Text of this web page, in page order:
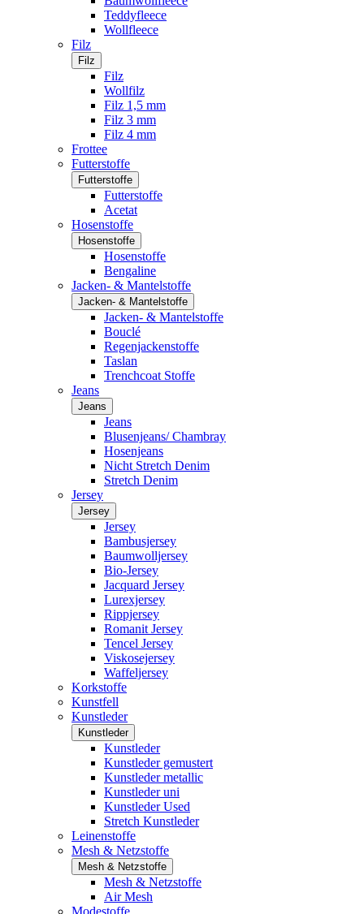
Teddyfleece
Wollfleece
Filz
Filz
Filz
Wollfilz
Filz 1,5 mm
Filz 3 mm
Filz 4 mm
Frottee
Futterstoffe
Futterstoffe
Futterstoffe
Acetat
Hosenstoffe
Hosenstoffe
Hosenstoffe
Bengaline
Jacken- & Mantelstoffe
Jacken- & Mantelstoffe
Jacken- & Mantelstoffe
Bouclé
Regenjackenstoffe
Taslan
Trenchcoat Stoffe
Jeans
Jeans
Jeans
Blusenjeans/ Chambray
Hosenjeans
Nicht Stretch Denim
Stretch Denim
Jersey
Jersey
Jersey
Bambusjersey
Baumwolljersey
Bio-Jersey
Jacquard Jersey
Lurexjersey
Rippjersey
Romanit Jersey
Tencel Jersey
Viskosejersey
Waffeljersey
Korkstoffe
Kunstfell
Kunstleder
Kunstleder
Kunstleder
Kunstleder gemustert
Kunstleder metallic
Kunstleder uni
Kunstleder Used
Stretch Kunstleder
Leinenstoffe
Mesh & Netzstoffe
Mesh & Netzstoffe
Mesh & Netzstoffe
Air Mesh
Modestoffe